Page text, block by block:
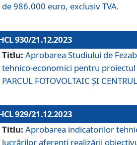
de 986.000 euro, exclusiv TVA.
930/21.12.2023
Titlu: Aprobarea Studiului de
tehnico-economici pentru proiectul
PARCUL FOTOVOLTAIC ȘI
929/21.12.2023
Titlu: Aprobarea indicatorilor
lucrărilor aferenți realizării